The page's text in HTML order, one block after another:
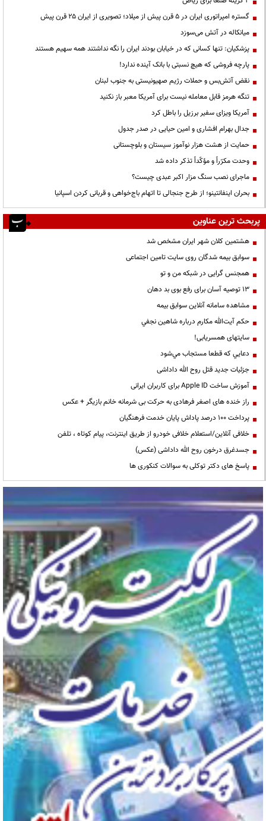
گستره امپراتوری ایران در ۵ قرن پیش از میلاد؛ تصویری از ایران ۲۵ قرن پیش
میانکاله در آتش می‌سوزد
پزشکیان: تنها کسانی که در خیابان بودند ایران را نگه نداشتند همه سهیم هستند
پارچه فروشی که هیچ نسبتی با بانک آینده ندارد!
نقض آتش‌بس و حملات رژیم صهیونیستی به جنوب لبنان
تنگه هرمز قابل معامله نیست برای آمریکا معبر باز نکنید
آمریکا ویزای سفیر برزیل را باطل کرد
جدال بهرام افشاری و امین حیایی در صدر جدول
حمایت از هشت هزار نوآموز سیستان و بلوچستانی
وحدت مکرّراً و مؤکّداً تذکر داده شد
ماجرای نصب سنگ مزار اکبر عبدی چیست؟
بحران اینفانتینو؛ از طرح جنجالی تا اتهام باج‌خواهی و قربانی کردن اسپانیا
پربحث ترین عناوین
هشتمین کلان شهر ایران مشخص شد
سوابق بیمه شدگان روی سایت تامین اجتماعی
همجنس گرایی در شبکه من و تو
13 توصیه آسان برای رفع بوی بد دهان
مشاهده سامانه آنلاين سوابق بیمه
حكم آيت‌الله مكارم درباره شاهين نجفي
سایتهای همسریابی!
دعايي كه قطعا مستجاب مي‌شود
جزئیات جدید قتل روح الله داداشی
آموزش ساخت Apple ID برای کاربران ایرانی
راز خنده های اصغر فرهادی به حرکت بی شرمانه خانم بازیگر + عکس
پرداخت ۱۰۰ درصد پاداش پایان خدمت فرهنگیان
خلافی آنلاین/استعلام خلافی خودرو از طریق اینترنت، پیام کوتاه ، تلفن
جسدغرق درخون روح الله داداشی (عکس)
پاسخ های دکتر توکلی به سوالات کنکوری ها